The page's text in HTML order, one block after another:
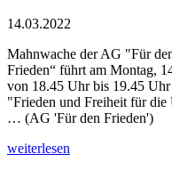
14.03.2022
Mahnwache der AG "Für
Frieden“ führt am Montag,
von 18.45 Uhr bis 19.45
"Frieden und Freiheit für
… (AG 'Für den Frieden')
weiterlesen